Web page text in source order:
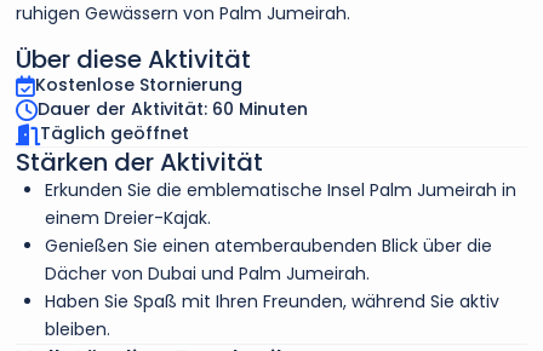
ruhigen Gewässern von Palm Jumeirah.
Über diese Aktivität
Kostenlose Stornierung
Dauer der Aktivität: 60 Minuten
Täglich geöffnet
Stärken der Aktivität
Erkunden Sie die emblematische Insel Palm Jumeirah in
einem Dreier-Kajak.
Genießen Sie einen atemberaubenden Blick über die
Dächer von Dubai und Palm Jumeirah.
Haben Sie Spaß mit Ihren Freunden, während Sie aktiv
bleiben.